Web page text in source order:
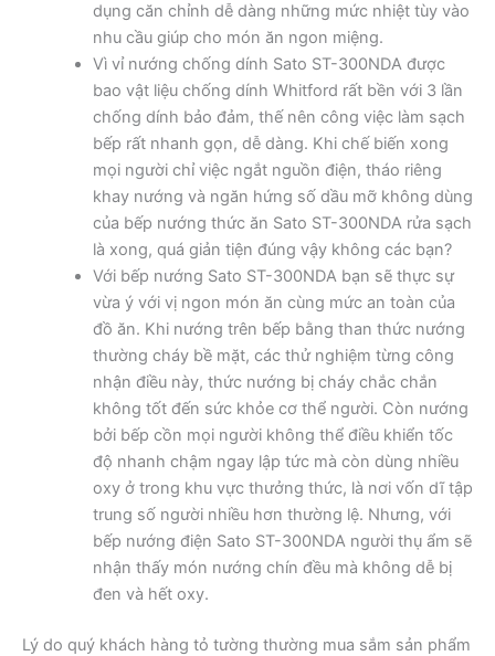
dụng căn chỉnh dễ dàng những mức nhiệt tùy vào
nhu cầu giúp cho món ăn ngon miệng.
Vì vỉ nướng chống dính Sato ST-300NDA được
bao vật liệu chống dính Whitford rất bền với 3 lần
chống dính bảo đảm, thế nên công việc làm sạch
bếp rất nhanh gọn, dễ dàng. Khi chế biến xong
mọi người chỉ việc ngắt nguồn điện, tháo riêng
khay nướng và ngăn hứng số dầu mỡ không dùng
của bếp nướng thức ăn Sato ST-300NDA rửa sạch
là xong, quá giản tiện đúng vậy không các bạn?
Với bếp nướng Sato ST-300NDA bạn sẽ thực sự
vừa ý với vị ngon món ăn cùng mức an toàn của
đồ ăn. Khi nướng trên bếp bằng than thức nướng
thường cháy bề mặt, các thử nghiệm từng công
nhận điều này, thức nướng bị cháy chắc chắn
không tốt đến sức khỏe cơ thể người. Còn nướng
bởi bếp cồn mọi người không thể điều khiển tốc
độ nhanh chậm ngay lập tức mà còn dùng nhiều
oxy ở trong khu vực thưởng thức, là nơi vốn dĩ tập
trung số người nhiều hơn thường lệ. Nhưng, với
bếp nướng điện Sato ST-300NDA người thụ ẩm sẽ
nhận thấy món nướng chín đều mà không dễ bị
đen và hết oxy.
Lý do quý khách hàng tỏ tường thường mua sắm sản phẩm